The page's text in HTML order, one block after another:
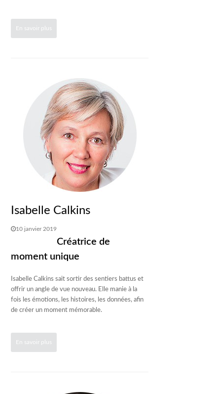
En savoir plus
Isabelle Calkins
10 janvier 2019
Créatrice de
moment unique
Isabelle Calkins sait sortir des sentiers battus et
offrir un angle de vue nouveau. Elle manie à la
fois les émotions, les histoires, les données, afin
de créer un moment mémorable.
En savoir plus